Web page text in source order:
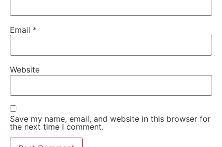
Email *
Website
Save my name, email, and website in this browser for
the next time I comment.